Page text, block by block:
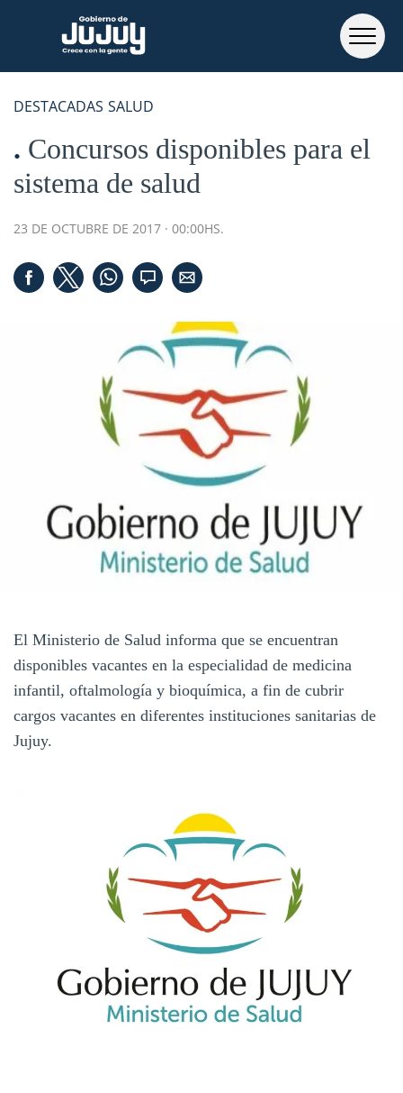
DESTACADAS SALUD
Concursos disponibles para el
sistema de salud
23 DE OCTUBRE DE 2017 · 00:00HS.
El Ministerio de Salud informa que se encuentran
disponibles vacantes en la especialidad de medicina
infantil, oftalmología y bioquímica, a fin de cubrir
cargos vacantes en diferentes instituciones sanitarias de
Jujuy.